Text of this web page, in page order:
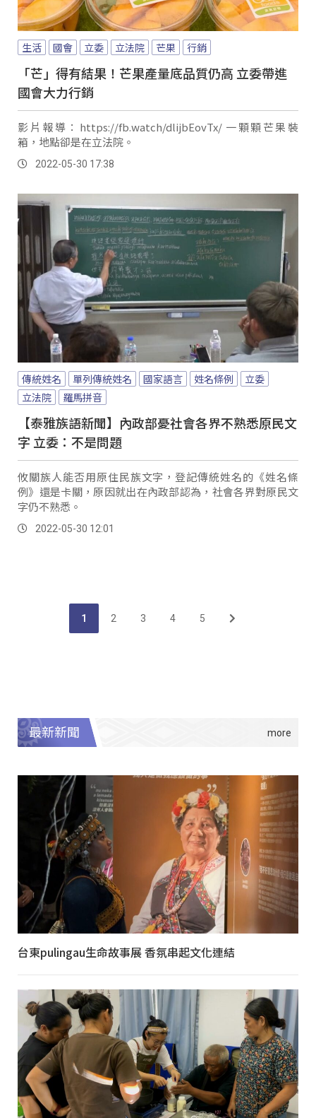
生活 國會 立委 立法院 芒果 行銷
「芒」得有結果！芒果產量底品質仍高 立委帶進
國會大力行銷
影片報導：https://fb.watch/dlijbEovTx/ 一顆顆芒果裝
箱，地點卻是在立法院。
2022-05-30 17:38
傳統姓名 單列傳統姓名 國家語言 姓名條例
立委
立法院
羅馬拼音
【泰雅族語新聞】內政部憂社會各界不熟悉原民文
字 立委：不是問題
攸關族人能否用原住民族文字，登記傳統姓名的《姓名條
例》還是卡關，原因就出在內政部認為，社會各界對原民文
字仍不熟悉。
2022-05-30 12:01
1 2 3 4 5
最新新聞
台東pulingau生命故事展 香氛串起文化連結